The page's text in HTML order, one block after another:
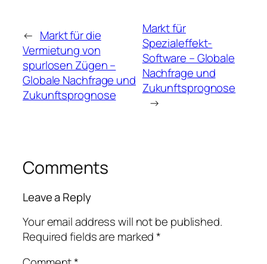
← Markt für die
Vermietung von
spurlosen Zügen –
Globale Nachfrage und
Zukunftsprognose
Markt für
Spezialeffekt-
Software – Globale
Nachfrage und
Zukunftsprognose
→
Comments
Leave a Reply
Your email address will not be published.
Required fields are marked*